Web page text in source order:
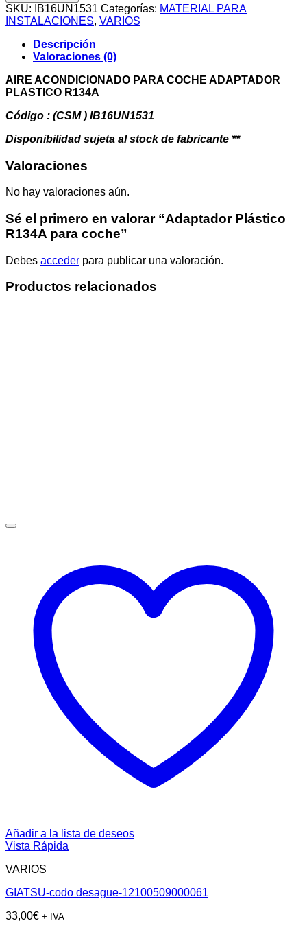
R134A
para
coche
cantidad
SKU: IB16UN1531 Categorías: MATERIAL PARA
INSTALACIONES, VARIOS
Descripción
Valoraciones (0)
AIRE ACONDICIONADO PARA COCHE ADAPTADOR
PLASTICO R134A
Código : (CSM ) IB16UN1531
Disponibilidad sujeta al stock de fabricante **
Valoraciones
No hay valoraciones aún.
Sé el primero en valorar “Adaptador Plástico
R134A para coche”
Debes acceder para publicar una valoración.
Productos relacionados
Añadir a la lista de deseos
Vista Rápida
VARIOS
GIATSU-codo desague-12100509000061
33,00€ + IVA